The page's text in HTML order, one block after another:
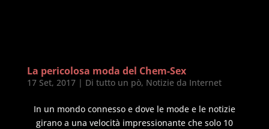
La pericolosa moda del Chem-Sex
17 Set, 2017| Di tutto un pò, Notizie da Internet
In un mondo connesso e dove le mode e le notizie
girano a una velocità impressionante che solo 10